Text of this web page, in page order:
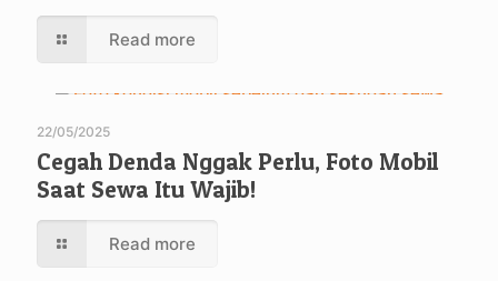
Read more
22/05/2025
Cegah Denda Nggak Perlu, Foto Mobil
Saat Sewa Itu Wajib!
Read more